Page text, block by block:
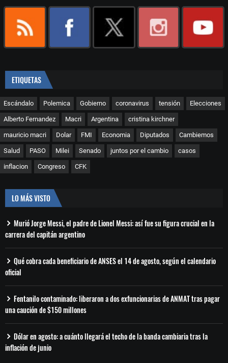
ETIQUETAS
Escándalo Polemica Gobierno coronavirus tensión Elecciones
Alberto Fernandez Macri Argentina cristina kirchner
mauricio macri Dolar FMI Economia Diputados Cambiemos
Salud PASO Milei Senado juntos por el cambio casos
inflacion Congreso CFK
LO MÁS VISTO
Murió Jorge Messi, el padre de Lionel Messi: así fue su figura crucial en la
carrera del capitán argentino
Qué cobra cada beneficiario de ANSES el 14 de agosto, según el calendario
oficial
Fentanilo contaminado: liberaron a dos exfuncionarias de ANMAT tras pagar
una caución de $150 millones
Dólar en agosto: a cuánto llegará el techo de la banda cambiaria tras la
inflación de junio